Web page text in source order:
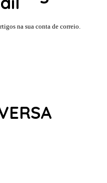
na sua conta de correio.